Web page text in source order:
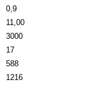
0,9
11,00
3000
17
588
1216